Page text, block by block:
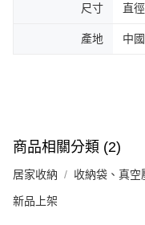
尺寸 直
產地 中國
商品相關分類 (2)
居家收納 收納袋、真空
新品上架